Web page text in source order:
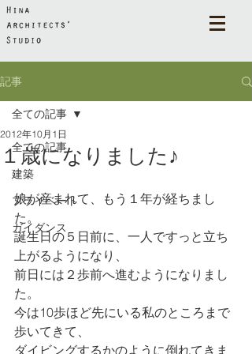
記事
全ての記事
建築
プライベート
ガイダンス
全ての記事
１歳になりました♪
2012年10月1日
娘が産まれて、もう１年が経ちまし
た。
誕生日の５日前に、一人ですっと立ち
上がるようになり、
前日には２歩前へ進むようになりまし
た。
今は10歩ほど先にいる私のところまで
歩いてきて、
ダイビングするかのように倒れてきま